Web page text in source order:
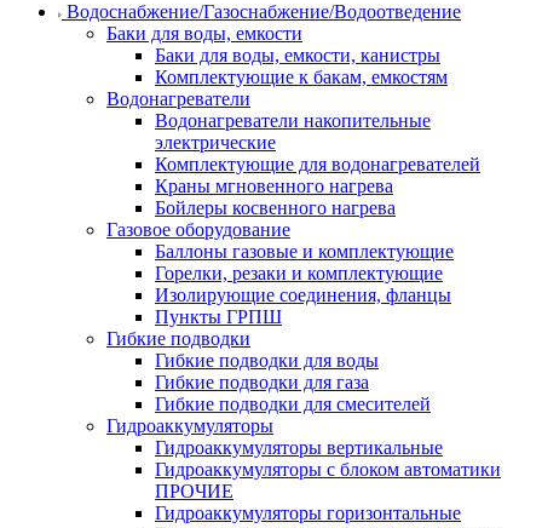
Водоснабжение/Газоснабжение/Водоотведение
Баки для воды, емкости
Баки для воды, емкости, канистры
Комплектующие к бакам, емкостям
Водонагреватели
Водонагреватели накопительные
электрические
Комплектующие для водонагревателей
Краны мгновенного нагрева
Бойлеры косвенного нагрева
Газовое оборудование
Баллоны газовые и комплектующие
Горелки, резаки и комплектующие
Изолирующие соединения, фланцы
Пункты ГРПШ
Гибкие подводки
Гибкие подводки для воды
Гибкие подводки для газа
Гибкие подводки для смесителей
Гидроаккумуляторы
Гидроаккумуляторы вертикальные
Гидроаккумуляторы с блоком автоматики
ПРОЧИЕ
Гидроаккумуляторы горизонтальные